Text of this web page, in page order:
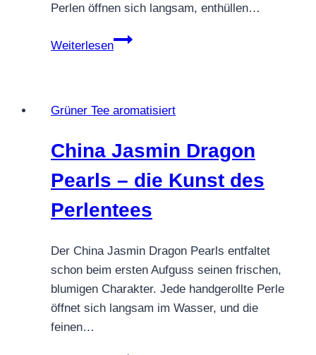
Perlen öffnen sich langsam, enthüllen…
Weiterlesen
China
Grüner Tee aromatisiert
China Jasmin Dragon
Pearls – die Kunst des
Perlentees
Der China Jasmin Dragon Pearls entfaltet
schon beim ersten Aufguss seinen frischen,
blumigen Charakter. Jede handgerollte Perle
öffnet sich langsam im Wasser, und die
feinen…